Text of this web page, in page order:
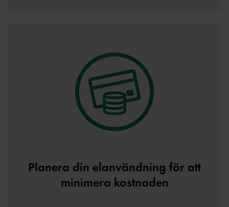
Planera din elanvändning för att
minimera kostnaden